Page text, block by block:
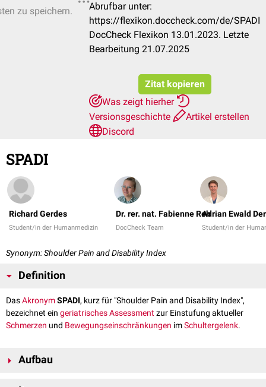
zu speichern.
Abrufbar unter:
https://flexikon.doccheck.com/de/SPADI
DocCheck Flexikon 13.01.2023. Letzte
Bearbeitung 21.07.2025
Zitat kopieren
Was zeigt hierher
Versionsgeschichte
Artikel erstellen
Discord
SPADI
Richard Gerdes
Student/in der Humanmedizin
Dr. rer. nat. Fabienne Reh
DocCheck Team
Adrian Ewald
Student/in der
Synonym: Shoulder Pain and Disability Index
Definition
DasAkronymSPADI, kurz für "Shoulder Pain and Disability Index",
bezeichnet ein geriatrischesAssessmentzur Einstufung aktueller
Schmerzen und Bewegungseinschränkungen imSchultergelenk.
Aufbau